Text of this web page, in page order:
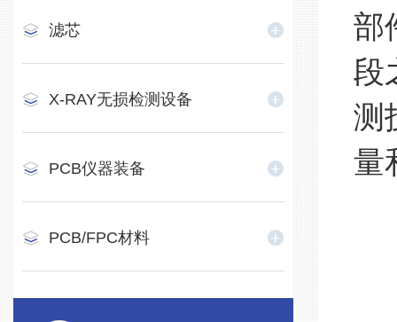
滤芯
X-RAY无损检测设备
PCB仪器装备
PCB/FPC材料
部
段
测
量